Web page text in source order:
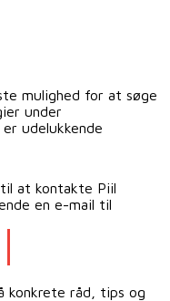
mulighed for at søge
under
udelukkende
at kontakte Piil
en e-mail til
konkrete råd, tips og